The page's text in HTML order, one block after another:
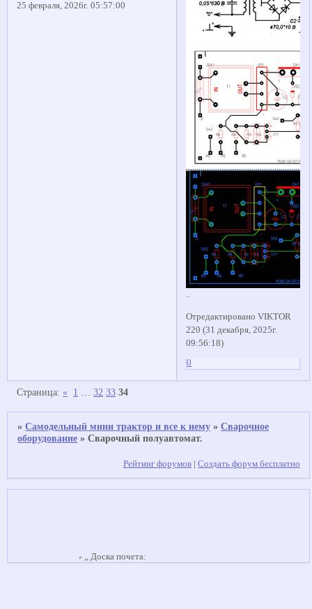
25 февраля, 2026г. 05:57:00
..
Отредактировано VIKTOR
220 (31 декабря, 2025г.
09:56:18)
0
Страница: « 1 32 33 34
»Самодельный мини трактор и все к нему »Сварочное
оборудование »Сварочный полуавтомат.
Рейтинг форумов| Создать форум бесплатно
,, Доска почета: